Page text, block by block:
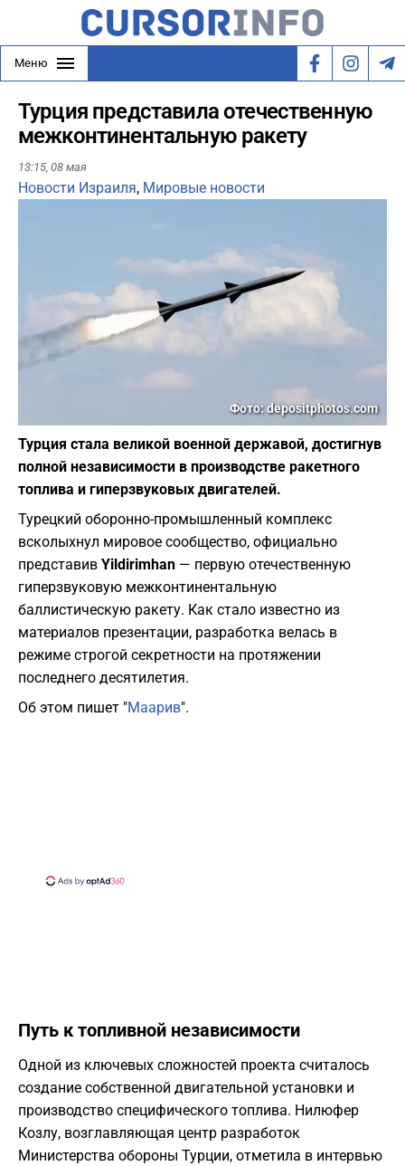
Меню
Турция представила отечественную
межконтинентальную ракету
13:15, 08 мая
Новости Израиля, Мировые новости
Фото: depositphotos.com
Турция стала великой военной державой, достигнув
полной независимости в производстве ракетного
топлива и гиперзвуковых двигателей.
Турецкий оборонно-промышленный комплекс
всколыхнул мировое сообщество, официально
представив Yildirimhan — первую отечественную
гиперзвуковую межконтинентальную
баллистическую ракету. Как стало известно из
материалов презентации, разработка велась в
режиме строгой секретности на протяжении
последнего десятилетия.
Об этом пишет "Маарив".
​Путь к топливной независимости
​Одной из ключевых сложностей проекта считалось
создание собственной двигательной установки и
производство специфического топлива. Нилюфер
Козлу, возглавляющая центр разработок
Министерства обороны Турции, отметила в интервью